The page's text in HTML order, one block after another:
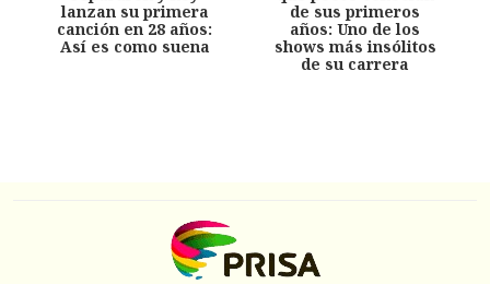
lanzan su primera
canción en 28 años:
Así es como suena
de sus primeros
años: Uno de los
shows más insólitos
de su carrera